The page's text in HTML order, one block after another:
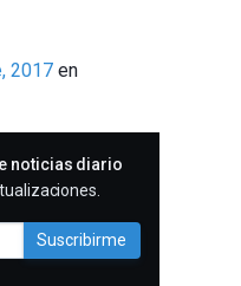
2017 en
noticias diario
Suscribirme